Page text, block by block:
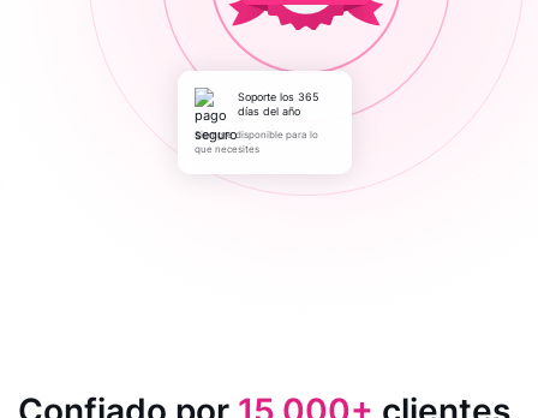
Soporte los 365
días del año
Siempre disponible para lo
que necesites